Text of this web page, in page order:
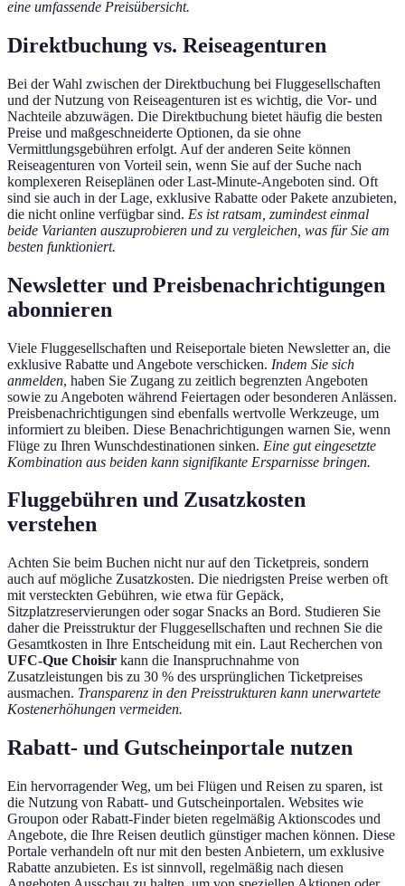
eine umfassende Preisübersicht.
Direktbuchung vs. Reiseagenturen
Bei der Wahl zwischen der Direktbuchung bei Fluggesellschaften
und der Nutzung von Reiseagenturen ist es wichtig, die Vor- und
Nachteile abzuwägen. Die Direktbuchung bietet häufig die besten
Preise und maßgeschneiderte Optionen, da sie ohne
Vermittlungsgebühren erfolgt. Auf der anderen Seite können
Reiseagenturen von Vorteil sein, wenn Sie auf der Suche nach
komplexeren Reiseplänen oder Last-Minute-Angeboten sind. Oft
sind sie auch in der Lage, exklusive Rabatte oder Pakete anzubieten,
die nicht online verfügbar sind. Es ist ratsam, zumindest einmal
beide Varianten auszuprobieren und zu vergleichen, was für Sie am
besten funktioniert.
Newsletter und Preisbenachrichtigungen
abonnieren
Viele Fluggesellschaften und Reiseportale bieten Newsletter an, die
exklusive Rabatte und Angebote verschicken. Indem Sie sich
anmelden, haben Sie Zugang zu zeitlich begrenzten Angeboten
sowie zu Angeboten während Feiertagen oder besonderen Anlässen.
Preisbenachrichtigungen sind ebenfalls wertvolle Werkzeuge, um
informiert zu bleiben. Diese Benachrichtigungen warnen Sie, wenn
Flüge zu Ihren Wunschdestinationen sinken. Eine gut eingesetzte
Kombination aus beiden kann signifikante Ersparnisse bringen.
Fluggebühren und Zusatzkosten
verstehen
Achten Sie beim Buchen nicht nur auf den Ticketpreis, sondern
auch auf mögliche Zusatzkosten. Die niedrigsten Preise werben oft
mit versteckten Gebühren, wie etwa für Gepäck,
Sitzplatzreservierungen oder sogar Snacks an Bord. Studieren Sie
daher die Preisstruktur der Fluggesellschaften und rechnen Sie die
Gesamtkosten in Ihre Entscheidung mit ein. Laut Recherchen von
UFC-Que Choisir kann die Inanspruchnahme von
Zusatzleistungen bis zu 30 % des ursprünglichen Ticketpreises
ausmachen. Transparenz in den Preisstrukturen kann unerwartete
Kostenerhöhungen vermeiden.
Rabatt- und Gutscheinportale nutzen
Ein hervorragender Weg, um bei Flügen und Reisen zu sparen, ist
die Nutzung von Rabatt- und Gutscheinportalen. Websites wie
Groupon oder Rabatt-Finder bieten regelmäßig Aktionscodes und
Angebote, die Ihre Reisen deutlich günstiger machen können. Diese
Portale verhandeln oft nur mit den besten Anbietern, um exklusive
Rabatte anzubieten. Es ist sinnvoll, regelmäßig nach diesen